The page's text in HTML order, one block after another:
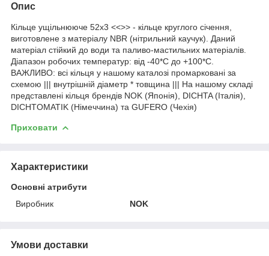
Опис
Кільце ущільнююче 52х3 <<>> - кільце круглого січення,
виготовлене з матеріалу NBR (нітрильний каучук). Даний
матеріал стійкий до води та паливо-мастильних матеріалів.
Діапазон робочих температур: від -40*С до +100*С.
ВАЖЛИВО: всі кільця у нашому каталозі промарковані за
схемою ||| внутрішній діаметр * товщина ||| На нашому складі
представлені кільця брендів NOK (Японія), DICHTA (Італія),
DICHTOMATIK (Німеччина) та GUFERO (Чехія)
Приховати
Характеристики
Основні атрибути
Виробник
NOK
Умови доставки